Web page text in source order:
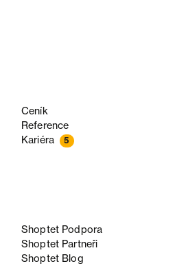
Ceník
Reference
Kariéra 5
Shoptet Podpora
Shoptet Partneři
Shoptet Blog